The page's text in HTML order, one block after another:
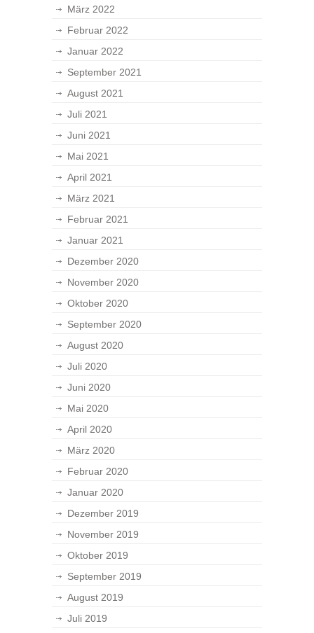
März 2022
Februar 2022
Januar 2022
September 2021
August 2021
Juli 2021
Juni 2021
Mai 2021
April 2021
März 2021
Februar 2021
Januar 2021
Dezember 2020
November 2020
Oktober 2020
September 2020
August 2020
Juli 2020
Juni 2020
Mai 2020
April 2020
März 2020
Februar 2020
Januar 2020
Dezember 2019
November 2019
Oktober 2019
September 2019
August 2019
Juli 2019